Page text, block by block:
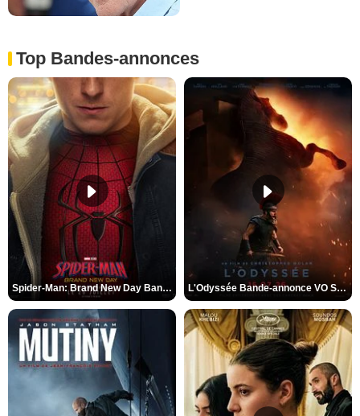
Top Bandes-annonces
Spider-Man: Brand New Day Bande-annonce VO STFR L'Odyssée Bande-annonce VO STFR